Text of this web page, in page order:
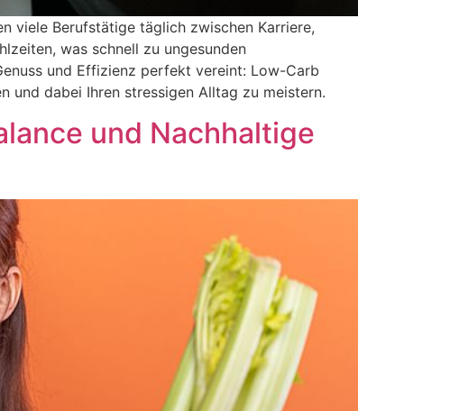
viele Berufstätige täglich zwischen Karriere,
was schnell zu ungesunden
und Effizienz perfekt vereint: Low-Carb
und dabei Ihren stressigen Alltag zu meistern.
und Nachhaltige